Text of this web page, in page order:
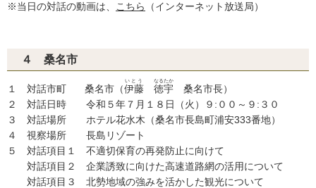
※当日の対話の動画は、
こちら （インターネット放送局）
４ 桑名市
１ 対話市町 桑名市（伊藤
いとう
徳宇
なるたか
桑名市長）
２ 対話日時 令和５年７月１８日（火）９:００～９:３０
３ 対話場所 ホテル花水木（桑名市長島町浦安333番地）
４ 視察場所 長島リゾート
５ 対話項目１ 不適切保育の再発防止に向けて
対話項目２ 企業誘致に向けた高速道路網の活用について
対話項目３ 北勢地域の強みを活かした観光について